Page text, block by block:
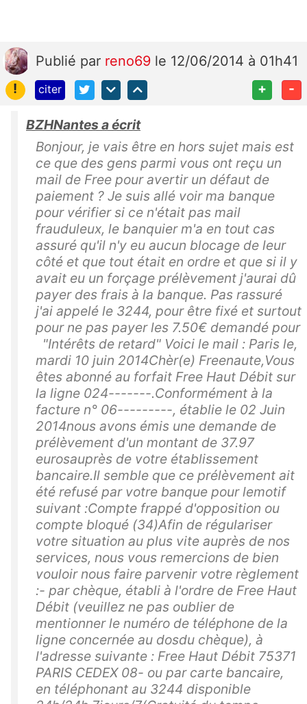
Publié par reno69 le 12/06/2014 à 01h41
!
citer + -
BZHNantes a écrit
Bonjour, je vais être en hors sujet mais est
ce que des gens parmi vous ont reçu un
mail de Free pour avertir un défaut de
paiement ? Je suis allé voir ma banque
pour vérifier si ce n'était pas mail
frauduleux, le banquier m'a en tout cas
assuré qu'il n'y eu aucun blocage de leur
côté et que tout était en ordre et que si il y
avait eu un forçage prélèvement j'aurai dû
payer des frais à la banque. Pas rassuré
j'ai appelé le 3244, pour être fixé et surtout
pour ne pas payer les 7.50€ demandé pour
"Intérêts de retard" Voici le mail : Paris le,
mardi 10 juin 2014Chèr(e) Freenaute,Vous
êtes abonné au forfait Free Haut Débit sur
la ligne 024-------.Conformément à la
facture n° 06---------, établie le 02 Juin
2014nous avons émis une demande de
prélèvement d'un montant de 37.97
eurosauprès de votre établissement
bancaire.Il semble que ce prélèvement ait
été refusé par votre banque pour lemotif
suivant :Compte frappé d'opposition ou
compte bloqué (34)Afin de régulariser
votre situation au plus vite auprès de nos
services, nous vous remercions de bien
vouloir nous faire parvenir votre règlement
:- par chèque, établi à l'ordre de Free Haut
Débit (veuillez ne pas oublier de
mentionner le numéro de téléphone de la
ligne concernée au dosdu chèque), à
l'adresse suivante : Free Haut Débit 75371
PARIS CEDEX 08- ou par carte bancaire,
en téléphonant au 3244 disponible